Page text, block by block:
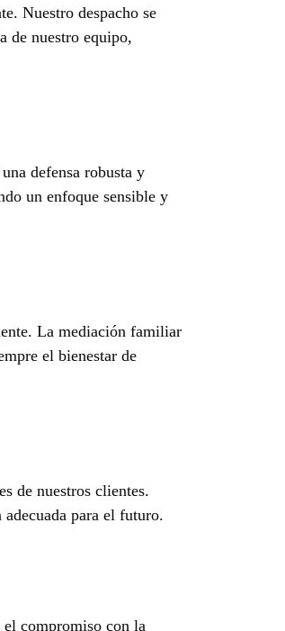
Nuestro despacho se
de nuestro equipo,
defensa robusta y
un enfoque sensible y
La mediación familiar
el bienestar de
de nuestros clientes.
para el futuro.
compromiso con la